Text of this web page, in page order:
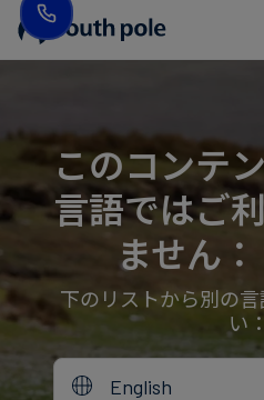
Read more
Read more
Read more
Read more
Read more
このコンテ
言語ではご
ません：
下のリストから別の
い：
English